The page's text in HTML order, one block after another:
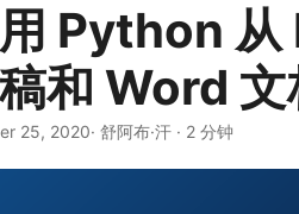
Python 从
和 Word
25, 2020· 舒阿布·汗 · 2 分钟